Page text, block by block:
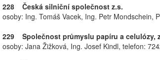
228 Česká silniční společnost z.s.
osoby: Ing. Tomáš Vacek, Ing. Petr Mondschein,
229 Společnost průmyslu papíru a celulózy,
osoby: Jana Žižková, Ing. Josef Kindl, telefon: